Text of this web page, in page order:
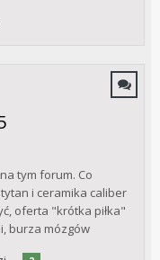
tym forum. Co
tytan i ceramika caliber
oferta "krótka piłka"
burza mózgów